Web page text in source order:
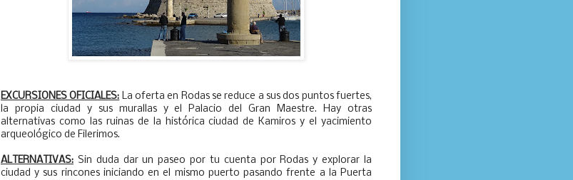
EXCURSIONES OFICIALES: La oferta en Rodas se reduce a sus dos puntos fuertes,
la propia ciudad y sus murallas y el Palacio del Gran Maestre. Hay otras
alternativas como las ruinas de la histórica ciudad de Kamiros y el yacimiento
arqueológico de Filerimos.
ALTERNATIVAS: Sin duda dar un paseo por tu cuenta por Rodas y explorar la
ciudad y sus rincones iniciando en el mismo puerto pasando frente a la Puerta